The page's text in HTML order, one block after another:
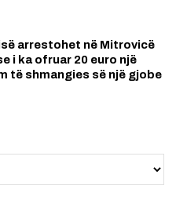
arrestohet në Mitrovicë
i ka ofruar 20 euro një
të shmangies së një gjobe